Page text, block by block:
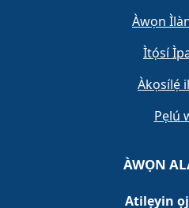
Àwọn
Ìtọ́sí
Àkọsílẹ́
Pẹlú
ÀWỌN
Atilẹyin